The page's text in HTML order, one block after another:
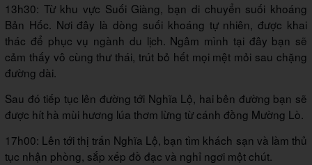
13h30: Từ khu vực Suối Giàng, bạn di chuyển suối khoáng
Bản Hốc. Nơi đây là dòng suối khoáng tự nhiên, được khai
thác để phục vụ ngành du lịch. Ngâm mình tại đây bạn sẽ
cảm thấy vô cùng thư thái, trút bỏ hết mọi mệt mỏi sau chặng
đường dài.
Sau đó tiếp tục lên đường tới Nghĩa Lộ, hai bên đường bạn sẽ
được hít hà mùi hương lúa thơm lừng từ cánh đồng Mường Lò.
17h00: Lên tới thị trấn Nghĩa Lộ, bạn tìm khách sạn và làm thủ
tục nhận phòng, sắp xếp đồ đạc và nghỉ ngơi một chút.